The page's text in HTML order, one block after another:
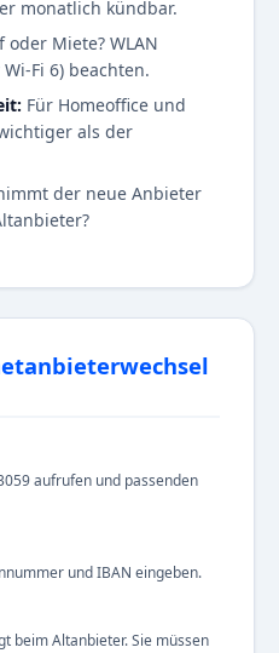
monatlich kündbar.
Miete? WLAN
Fi 6) beachten.
Für Homeoffice und
als der
der neue Anbieter
aufrufen und passenden
und IBAN eingeben.
beim Altanbieter. Sie müssen